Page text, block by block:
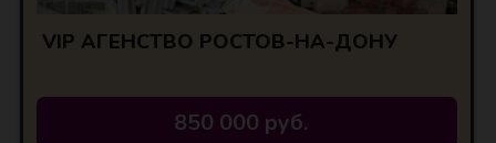
VIP АГЕНСТВО РОСТОВ-НА-ДОНУ
850 000 руб.